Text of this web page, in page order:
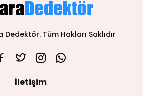
Tüm Hakları Saklıdır
İletişim